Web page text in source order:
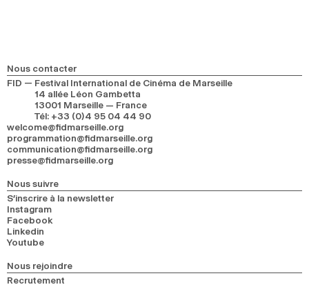
Nous contacter
FID — Festival International de Cinéma de Marseille
14 allée Léon Gambetta
13001 Marseille — France
Tél: +33 (0)4 95 04 44 90
welcome@fidmarseille.org
programmation@fidmarseille.org
communication@fidmarseille.org
presse@fidmarseille.org
Nous suivre
S’inscrire à la newsletter
Instagram
Facebook
Linkedin
Youtube
Nous rejoindre
Recrutement